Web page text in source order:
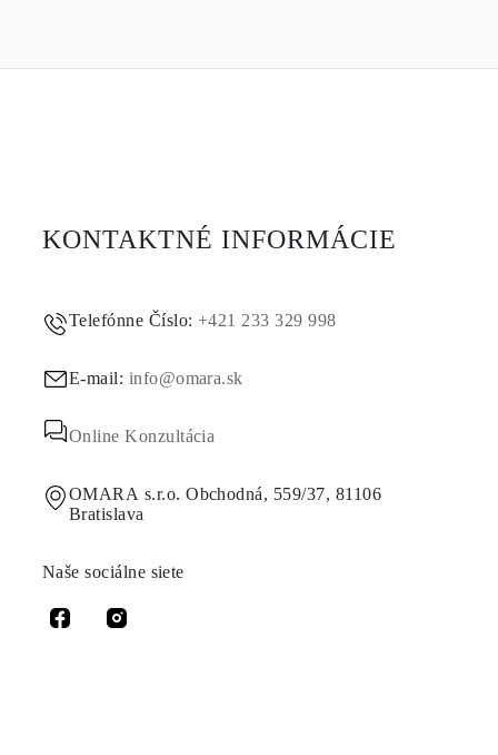
KONTAKTNÉ INFORMÁCIE
Telefónne Číslo: +421 233 329 998
E-mail: info@omara.sk
Online Konzultácia
OMARA s.r.o. Obchodná, 559/37, 81106
Bratislava
Naše sociálne siete